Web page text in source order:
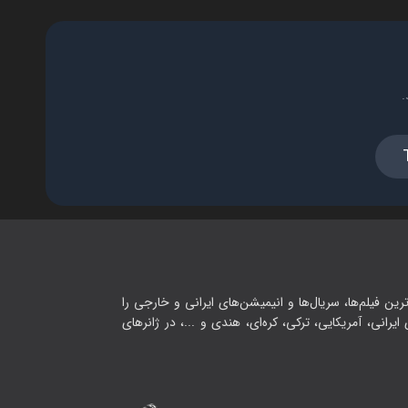
فصل ۱ - وین وارزون تهش خیلی
فیلم‌ها، سریال‌ها و انیمیشن‌های ایرانی و خارجی را
آمریکایی، ترکی، کره‌ای، هندی و ...، در ژانرهای